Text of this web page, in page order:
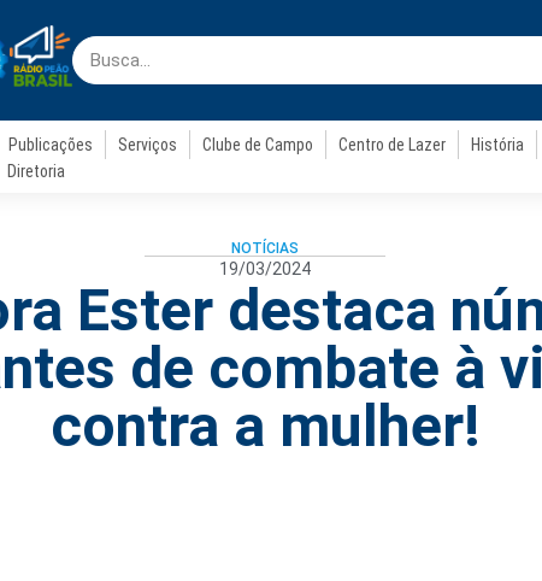
Publicações Serviços Clube de Campo Centro de Lazer
História
Diretoria
NOTÍCIAS
19/03/2024
Ester destaca
de combate à
contra a mulher!